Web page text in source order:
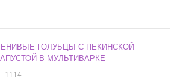
ГОЛУБЦЫ С ПЕКИНСКОЙ
В МУЛЬТИВАРКЕ
1114